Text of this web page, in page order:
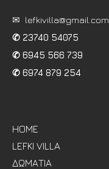
✉ lefkivilla@gmail.com
✆ 23740 54075
✆ 6945 566 739
✆ 6974 879 254
HOME
LEFKI VILLA
ΔΩΜΑΤΙΑ